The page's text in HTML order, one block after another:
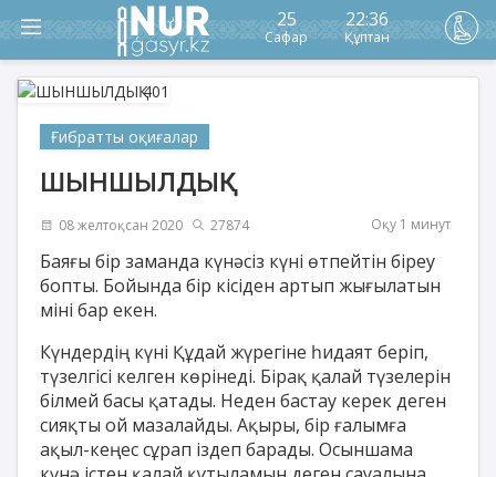
25
Сафар
22:36
Құптан
Ғибратты оқиғалар
ШЫНШЫЛДЫҚ
08 желтоқсан 2020 27874 Оқу 1 минут
Баяғы бір заманда күнәсіз күні өтпейтін біреу
бопты. Бойында бір кісіден артып жығылатын
міні бар екен.
Күндердің күні Құдай жүрегіне һидаят беріп,
түзелгісі келген көрінеді. Бірақ қалай түзелерін
білмей басы қатады. Неден бастау керек деген
сияқты ой мазалайды. Ақыры, бір ғалымға
ақыл-кеңес сұрап іздеп барады. Осыншама